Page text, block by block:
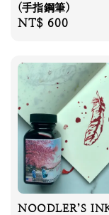
(手指鋼筆)
Regular
NT$ 600
NOODLER’S